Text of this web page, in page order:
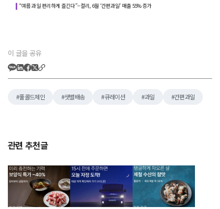
“여름 과일 편리하게 즐긴다”···컬리, 6월 ‘간편과일’ 매출 55% 증가
이 글을 공유
풀콜드체인 샛별배송 큐레이션 과일 간편과일
관련 추천글